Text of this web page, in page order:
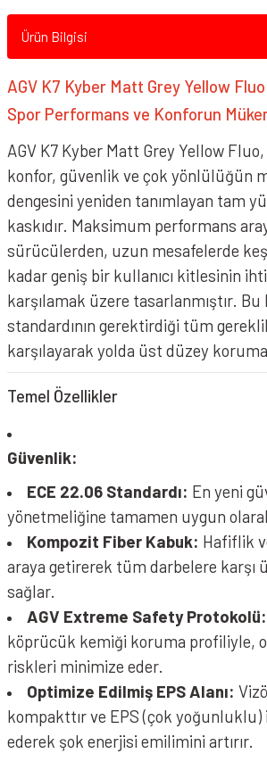
Ürün Bilgisi
AGV K7 Kyber Matt Grey Yellow
Spor Performans ve Konforun
AGV K7 Kyber Matt Grey Yellow
konfor, güvenlik ve çok yönlülüğün
dengesini yeniden tanımlayan tam
kaskıdır. Maksimum performans
sürücülerden, uzun mesafelerde
kadar geniş bir kullanıcı kitlesinin
karşılamak üzere tasarlanmıştır. Bu
standardının gerektirdiği tüm
karşılayarak yolda üst düzey
Temel Özellikler
Güvenlik:
ECE 22.06 Standardı: En yeni
yönetmeliğine tamamen uygun
Kompozit Fiber Kabuk: Hafiflik
araya getirerek tüm darbelere karşı
sağlar.
AGV Extreme Safety Protokolü:
köprücük kemiği koruma profiliyle,
riskleri minimize eder.
Optimize Edilmiş EPS Alanı:
kompakttır ve EPS (çok yoğunluklu)
ederek şok enerjisi emilimini artırır.